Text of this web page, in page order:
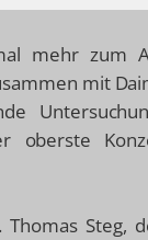
mehr zum
mit
oberste
Steg,